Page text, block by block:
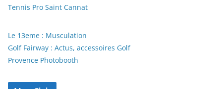
Tennis Pro Saint Cannat
Le 13eme : Musculation
Golf Fairway : Actus, accessoires Golf
Provence Photobooth